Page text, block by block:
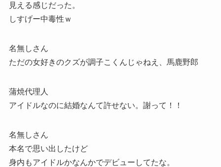
見える感じだった。
しすげー中毒性ｗ
名無しさん
ただの女好きのクズが調子こくんじゃねえ、馬鹿野郎
蒲焼代理人
アイドルなのに結婚なんて許せない。謝って！！
名無しさん
本名で思い出したけど
身内もアイドルかなんかでデビューしてたな。